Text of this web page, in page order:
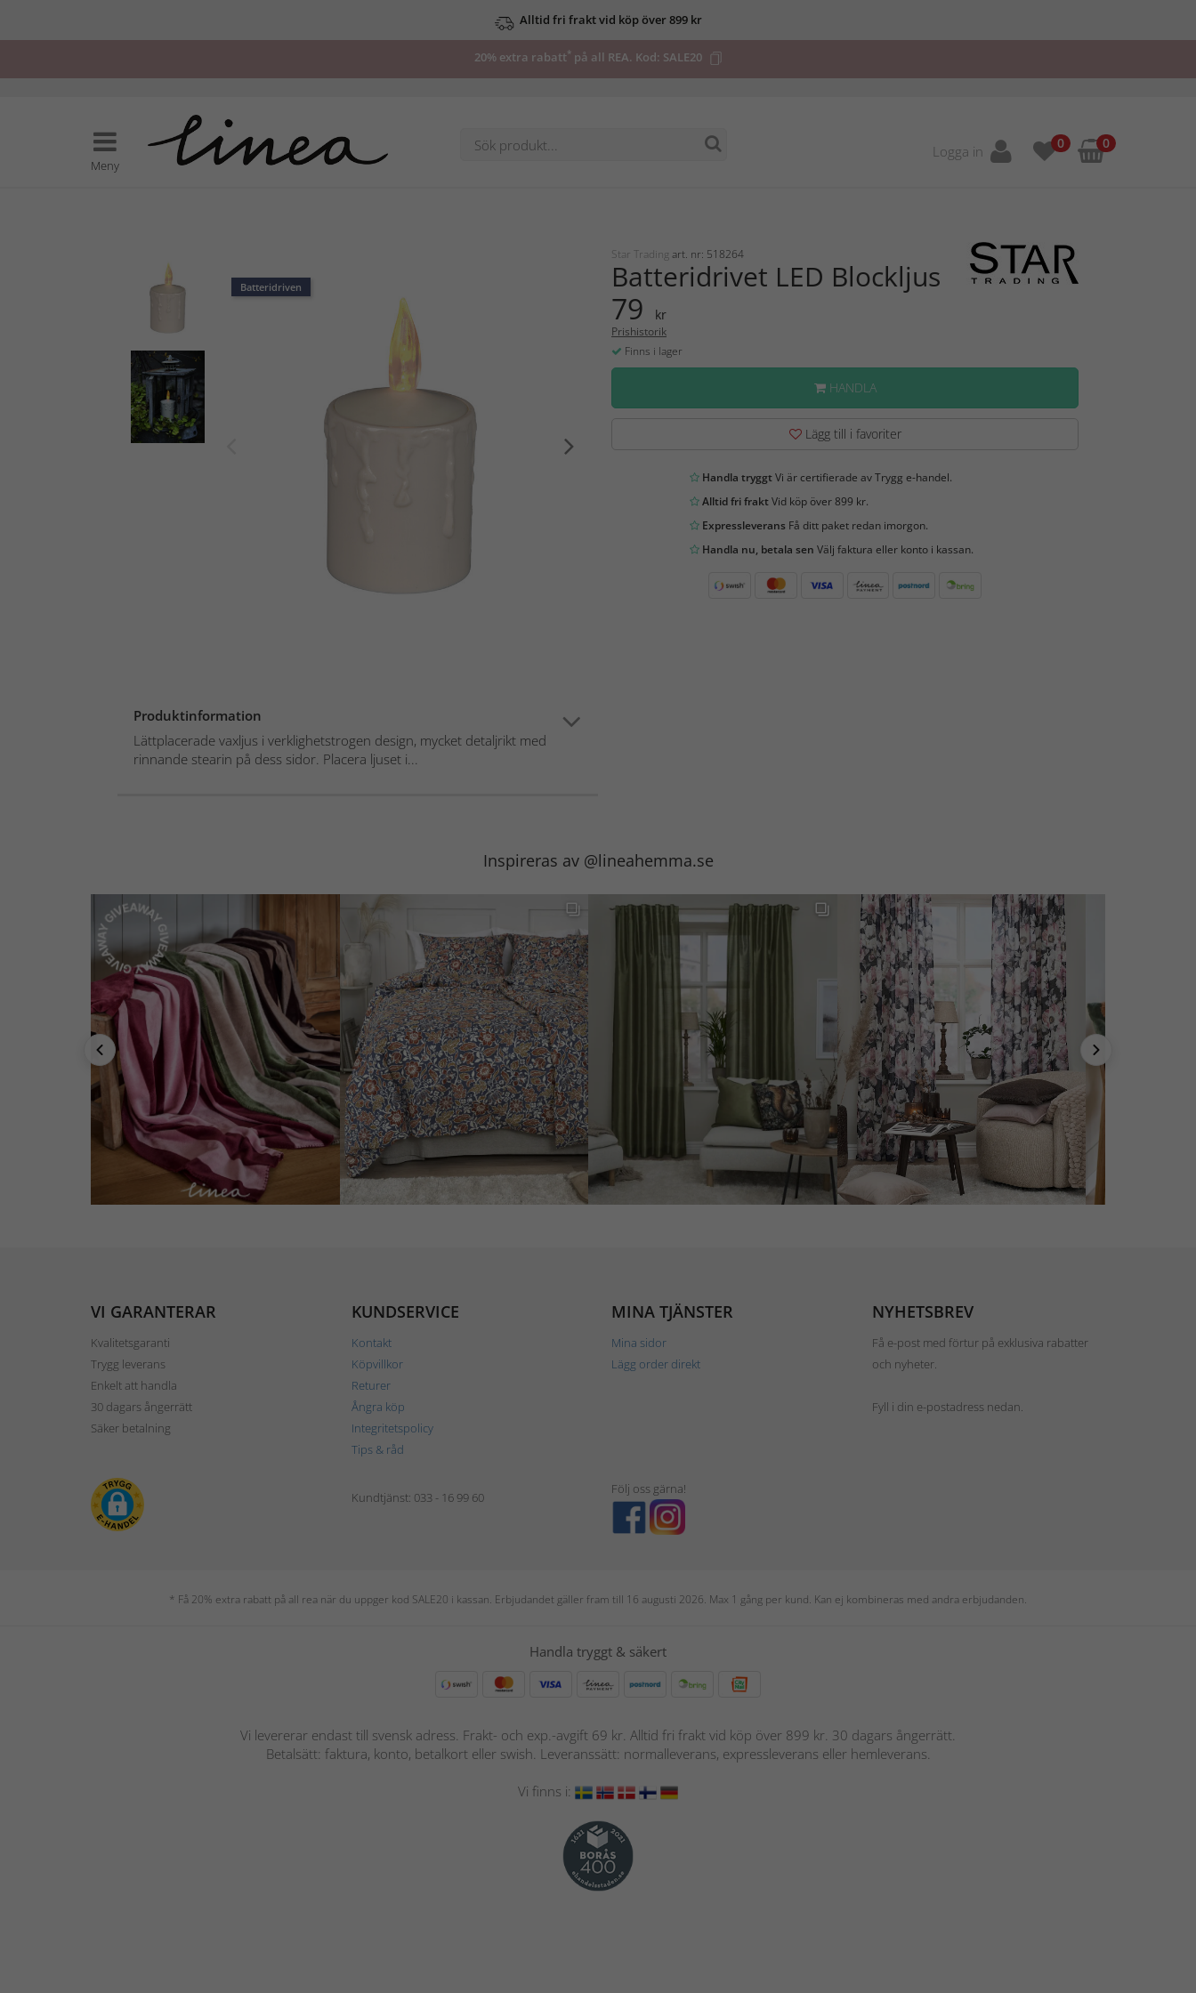
Alltid fri frakt vid köp över 899 kr
20% extra rabatt*på all REA. Kod: SALE20
Meny
Logga in 0 0
Batteridriven
Produktinformation
Lättplacerade vaxljus i verklighetstrogen design, mycket detaljrikt med
rinnande stearin på dess sidor. Placera ljuset i...
Star Trading art. nr: 518264
Batteridrivet LED Blockljus
79 kr
Prishistorik
Finns i lager
HANDLA
Lägg till i favoriter
Handla tryggtVi är certifierade av Trygg e-handel.
Alltid fri fraktVid köp över 899 kr.
ExpressleveransFå ditt paket redan imorgon.
Handla nu, betala sen Välj faktura eller konto i kassan.
Inspireras av @lineahemma.se
VI GARANTERAR
Kvalitetsgaranti
Trygg leverans
Enkelt att handla
30 dagars ångerrätt
Säker betalning
KUNDSERVICE
Kontakt
Köpvillkor
Returer
Ångra köp
Integritetspolicy
Tips & råd
MINA TJÄNSTER
Mina sidor
Lägg order direkt
NYHETSBREV
Få e-post med förtur på exklusiva rabatter
och nyheter.
Fyll i din e-postadress nedan.
Kundtjänst: 033 - 16 99 60
Följ oss gärna!
* Få 20% extra rabatt på all rea när du uppger kod SALE20 i kassan. Erbjudandet gäller fram till 16 augusti 2026. Max 1 gång per kund. Kan ej kombineras med andra erbjudanden.
Handla tryggt & säkert
Vi levererar endast till svensk adress. Frakt- och exp.-avgift 69 kr. Alltid fri frakt vid köp över 899 kr. 30 dagars ångerrätt.
Betalsätt: faktura, konto, betalkort eller swish. Leveranssätt: normalleverans, expressleverans eller hemleverans.
Vi finns i: